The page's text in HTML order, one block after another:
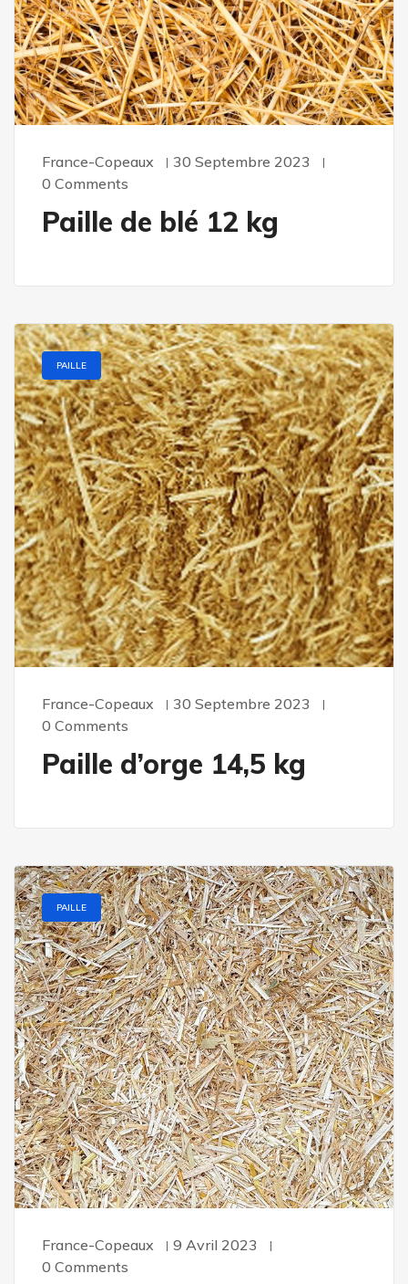
France-Copeaux
30 Septembre 2023
0 Comments
Paille de blé 12 kg
PAILLE
France-Copeaux
30 Septembre 2023
0 Comments
Paille d’orge 14,5 kg
PAILLE
France-Copeaux
9 Avril 2023
0 Comments